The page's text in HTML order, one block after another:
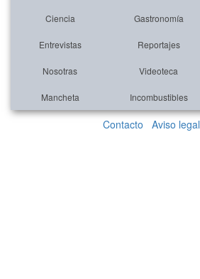
Ciencia Gastronomía
Entrevistas Reportajes
Nosotras Videoteca
Mancheta Incombustibles
Contacto Aviso legal